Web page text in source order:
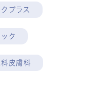
プラス
ク
皮膚科